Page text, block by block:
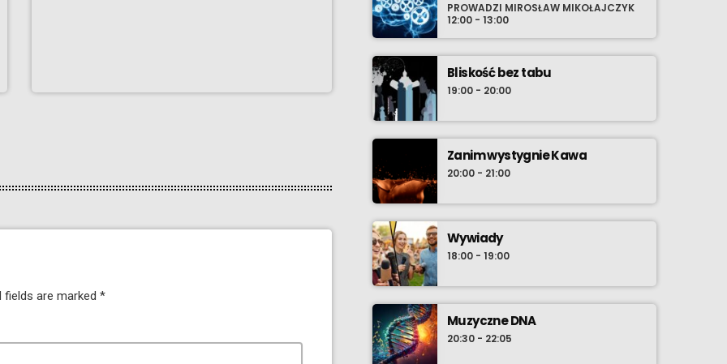
fields are marked *
PROWADZI MIROSŁAW MIKOŁAJCZYK
12:00 - 13:00
Bliskość bez tabu
19:00 - 20:00
Zanim wystygnie Kawa
20:00 - 21:00
Wywiady
18:00 - 19:00
Muzyczne DNA
20:30 - 22:05